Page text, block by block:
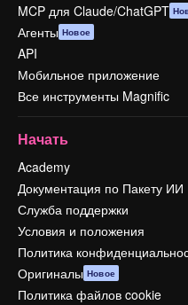
MCP для Claude/ChatGPT
Агенты Новое
API
Мобильное приложение
Все инструменты Magnific
Начать
Academy
Документация по Пакету ИИ
Служба поддержки
Условия и положения
Политика
Оригиналы Новое
Политика файлов cookie